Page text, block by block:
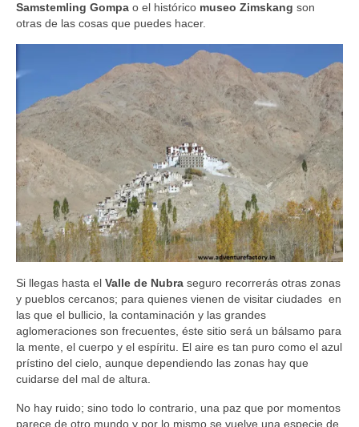
Samstemling Gompa o el histórico museo Zimskang son
otras de las cosas que puedes hacer.
Si llegas hasta el Valle de Nubra seguro recorrerás otras zonas
y pueblos cercanos; para quienes vienen de visitar ciudades en
las que el bullicio, la contaminación y las grandes
aglomeraciones son frecuentes, éste sitio será un bálsamo para
la mente, el cuerpo y el espíritu. El aire es tan puro como el azul
prístino del cielo, aunque dependiendo las zonas hay que
cuidarse del mal de altura.
No hay ruido; sino todo lo contrario, una paz que por momentos
parece de otro mundo y por lo mismo se vuelve una especie de